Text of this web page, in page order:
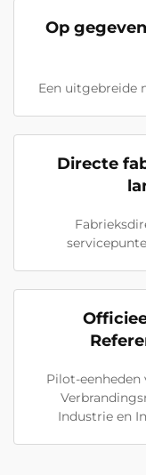
Op
Een uitgebreide
Directe
Pilot-
Industrie en